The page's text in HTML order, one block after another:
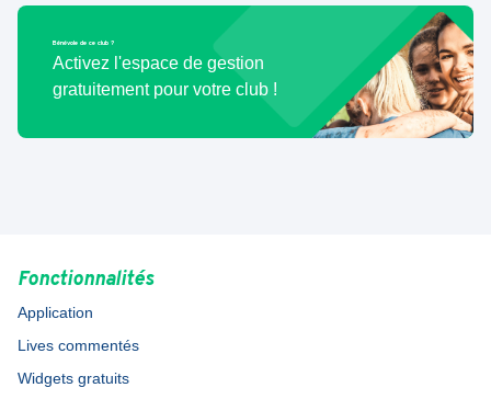
Bénévole de ce club ?
Activez l'espace de gestion
gratuitement pour votre club !
Fonctionnalités
Application
Lives commentés
Widgets gratuits